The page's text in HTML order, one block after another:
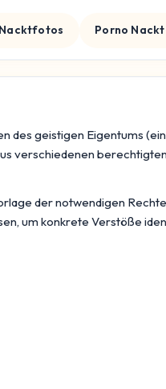
Porno Nackt
geistigen Eigentums
verschiedenen
der notwendigen
um konkrete Verstöße